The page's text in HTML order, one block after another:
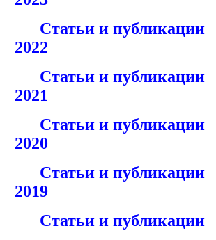
Статьи и публикации
2022
Статьи и публикации
2021
Статьи и публикации
2020
Статьи и публикации
2019
Статьи и публикации